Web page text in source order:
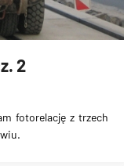
2
fotorelację z trzech